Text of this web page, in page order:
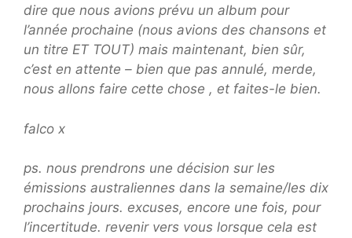
dire que nous avions prévu un album pour
l’année prochaine (nous avions des chansons et
un titre ET TOUT) mais maintenant, bien sûr,
c’est en attente – bien que pas annulé, merde,
nous allons faire cette chose , et faites-le bien.
falco x
ps. nous prendrons une décision sur les
émissions australiennes dans la semaine/les dix
prochains jours. excuses, encore une fois, pour
l’incertitude. revenir vers vous lorsque cela est